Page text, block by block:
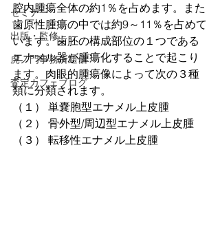
セミナー
出版・監修
虎ノ門事務所通信
査定カフェブログ
腔内腫瘍全体の約1％を占めます。また
歯原性腫瘍の中では約9～11％を占めて
います。歯胚の構成部位の１つである
エナメル器が腫瘍化することで起こり
ます。肉眼的腫瘍像によって次の３種
類に分類されます。
（１） 単嚢胞型エナメル上皮腫
（２） 骨外型/周辺型エナメル上皮腫
（３） 転移性エナメル上皮腫